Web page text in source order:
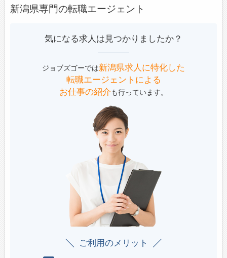
新潟県専門の転職エージェント
気になる求人は見つかりましたか？
ジョブズゴーでは新潟県求人に特化した
転職エージェントによる
お仕事の紹介も行っています。
ご利用のメリット